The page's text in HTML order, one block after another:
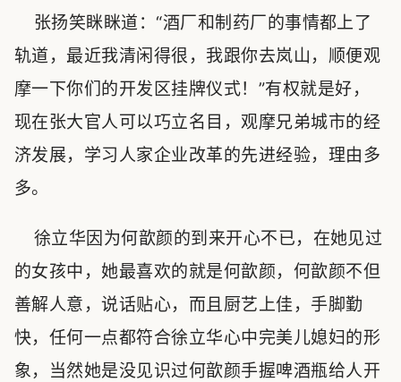
张扬笑眯眯道：“酒厂和制药厂的事情都上了
轨道，最近我清闲得很，我跟你去岚山，顺便观
摩一下你们的开发区挂牌仪式！”有权就是好，
现在张大官人可以巧立名目，观摩兄弟城市的经
济发展，学习人家企业改革的先进经验，理由多
多。
徐立华因为何歆颜的到来开心不已，在她见过
的女孩中，她最喜欢的就是何歆颜，何歆颜不但
善解人意，说话贴心，而且厨艺上佳，手脚勤
快，任何一点都符合徐立华心中完美儿媳妇的形
象，当然她是没见识过何歆颜手握啤酒瓶给人开